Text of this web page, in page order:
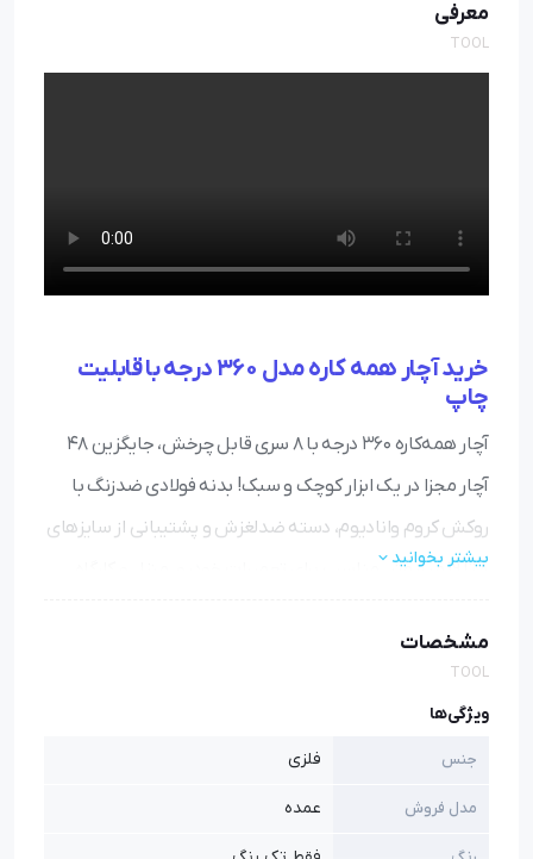
معرفی
TOOL
خرید آچار همه کاره مدل 360 درجه با قابلیت
چاپ
آچار همه‌کاره ۳۶۰ درجه با ۸ سری قابل چرخش، جایگزین ۴۸
آچار مجزا در یک ابزار کوچک و سبک! بدنه فولادی ضدزنگ با
روکش کروم وانادیوم، دسته ضدلغزش و پشتیبانی از سایزهای
۸ تا ۱۹ میلیمتر. مناسب برای تعمیرات خودرو، منزل و کارگاه —
جایگزین آچارهای شما کم جا و به صرفه و اقتصادی استفاده
برای جاهایی با دسترسی سخت مثل موتور خودرو استفاده
برای پیچ ها مهره های مختلف
بیشتر بخوانید
مشخصات
TOOL
ویژگی‌ها
جنس فلزی
مدل فروش عمده